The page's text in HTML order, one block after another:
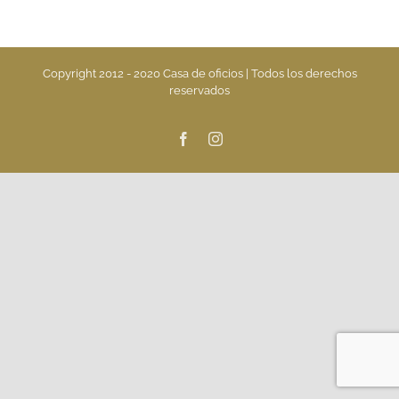
Copyright 2012 - 2020 Casa de oficios | Todos los derechos
reservados
FacebookInstagram